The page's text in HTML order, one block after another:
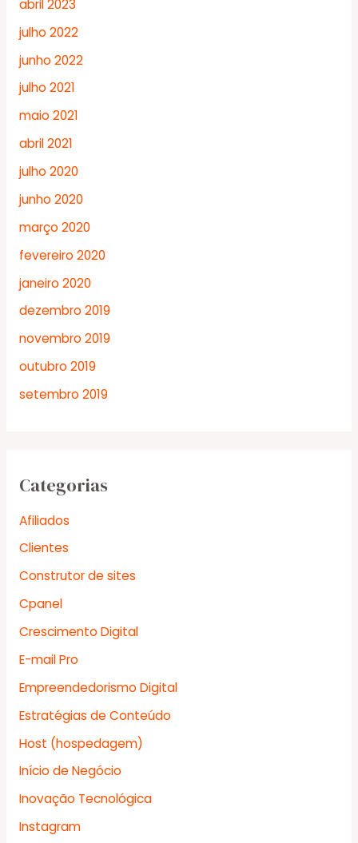
abril 2023
julho 2022
junho 2022
julho 2021
maio 2021
abril 2021
julho 2020
junho 2020
março 2020
fevereiro 2020
janeiro 2020
dezembro 2019
novembro 2019
outubro 2019
setembro 2019
Categorias
Afiliados
Clientes
Construtor de sites
Cpanel
Crescimento Digital
E-mail Pro
Empreendedorismo Digital
Estratégias de Conteúdo
Host (hospedagem)
Início de Negócio
Inovação Tecnológica
Instagram